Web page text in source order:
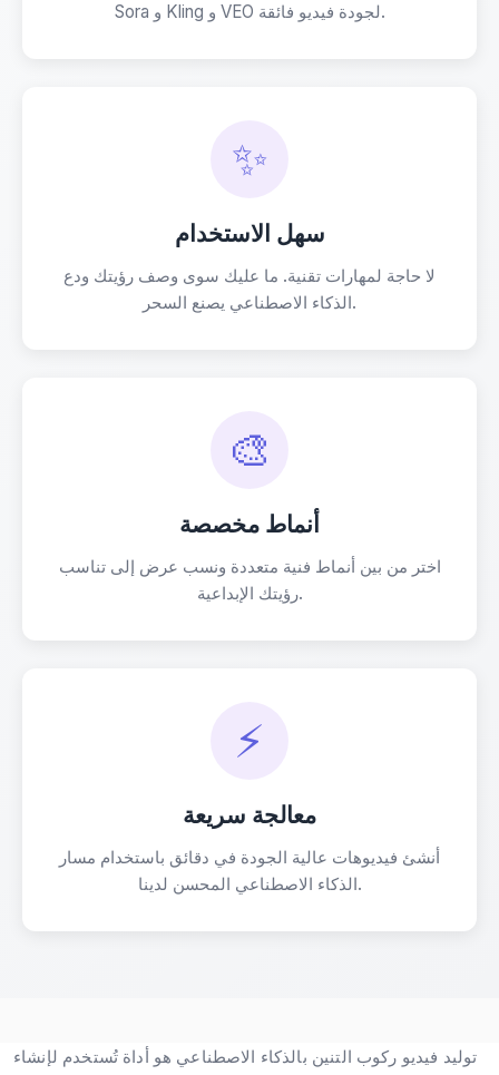
Sora و Kling و VEO لجودة فيديو فائقة.
✨
سهل الاستخدام
لا حاجة لمهارات تقنية. ما عليك سوى وصف رؤيتك ودع
الذكاء الاصطناعي يصنع السحر.
🎨
أنماط مخصصة
اختر من بين أنماط فنية متعددة ونسب عرض إلى تناسب
رؤيتك الإبداعية.
⚡
معالجة سريعة
أنشئ فيديوهات عالية الجودة في دقائق باستخدام مسار
الذكاء الاصطناعي المحسن لدينا.
توليد فيديو ركوب التنين بالذكاء الاصطناعي هو أداة تُستخدم لإنشاء